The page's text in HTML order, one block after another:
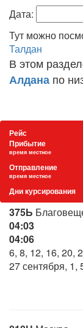
Дата:
Тут можно
Талдан
В этом
Алдана по
Рейс
Прибытие
время местное
Отправление
время местное
Дни курсирования
375Ь
04:03
04:06
6, 8, 12, 16, 20,
27 сентября, 1,